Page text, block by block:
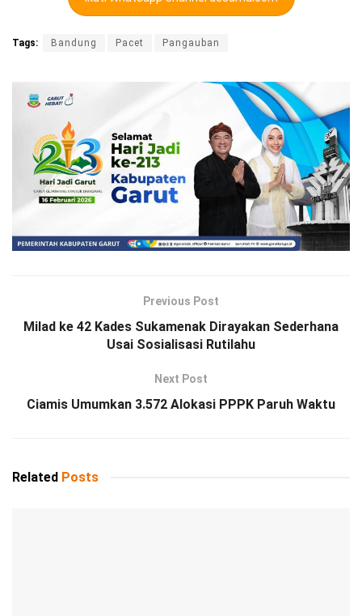
Tags: Bandung Pacet Pangauban
Previous Post
Milad ke 42 Kades Sukamenak Dirayakan Sederhana
Usai Sosialisasi Rutilahu
Next Post
Ciamis Umumkan 3.572 Alokasi PPPK Paruh Waktu
Related Posts